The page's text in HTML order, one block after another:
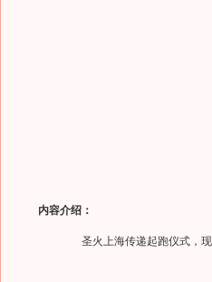
内容介绍：
圣火上海传递起跑仪式，现